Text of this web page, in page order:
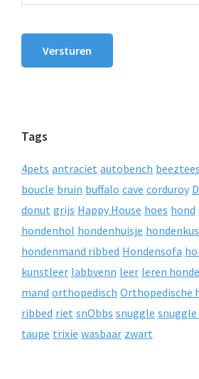
Versturen
Tags
4pets antraciet autobench beeztees
boucle bruin buffalo cave corduroy
donut grijs Happy House hoes hond
hondenhol hondenhuisje
hondenmand ribbed Hondensofa
kunstleer labbvenn leer leren
mand orthopedisch Orthopedische
ribbed riet snObbs snuggle snuggle
taupe trixie wasbaar zwart